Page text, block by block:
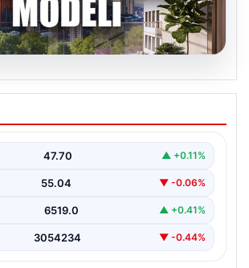
bir ilk! Emlak Konut
vizyonuyla kendi
47.70 ▲ +0.11%
55.04 ▼ -0.06%
6519.0 ▲ +0.41%
3054234 ▼ -0.44%